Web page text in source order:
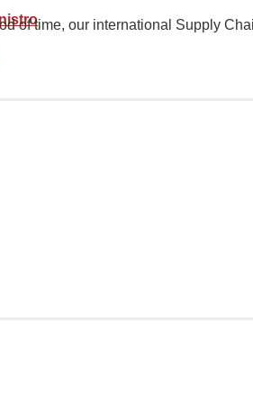
of time, our international Supply